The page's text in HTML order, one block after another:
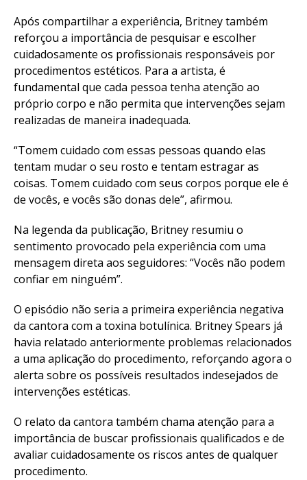
Após compartilhar a experiência, Britney também
reforçou a importância de pesquisar e escolher
cuidadosamente os profissionais responsáveis por
procedimentos estéticos. Para a artista, é
fundamental que cada pessoa tenha atenção ao
próprio corpo e não permita que intervenções sejam
realizadas de maneira inadequada.
“Tomem cuidado com essas pessoas quando elas
tentam mudar o seu rosto e tentam estragar as
coisas. Tomem cuidado com seus corpos porque ele é
de vocês, e vocês são donas dele”, afirmou.
Na legenda da publicação, Britney resumiu o
sentimento provocado pela experiência com uma
mensagem direta aos seguidores: “Vocês não podem
confiar em ninguém”.
O episódio não seria a primeira experiência negativa
da cantora com a toxina botulínica. Britney Spears já
havia relatado anteriormente problemas relacionados
a uma aplicação do procedimento, reforçando agora o
alerta sobre os possíveis resultados indesejados de
intervenções estéticas.
O relato da cantora também chama atenção para a
importância de buscar profissionais qualificados e de
avaliar cuidadosamente os riscos antes de qualquer
procedimento.